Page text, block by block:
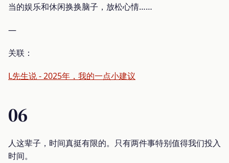
当的娱乐和休闲换换脑子，放松心情……
—
关联：
L先生说 - 2025年，我的一点小建议
06
人这辈子，时间真挺有限的。只有两件事特别值得我们投入
时间。